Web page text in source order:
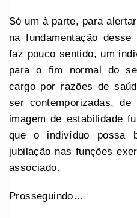
Só um à parte, para
na fundamentação
faz pouco sentido, um
para o fim normal do
cargo por razões de
ser contemporizadas,
imagem de estabilidade
que o indivíduo possa
jubilação nas funções
associado.
Prosseguindo…